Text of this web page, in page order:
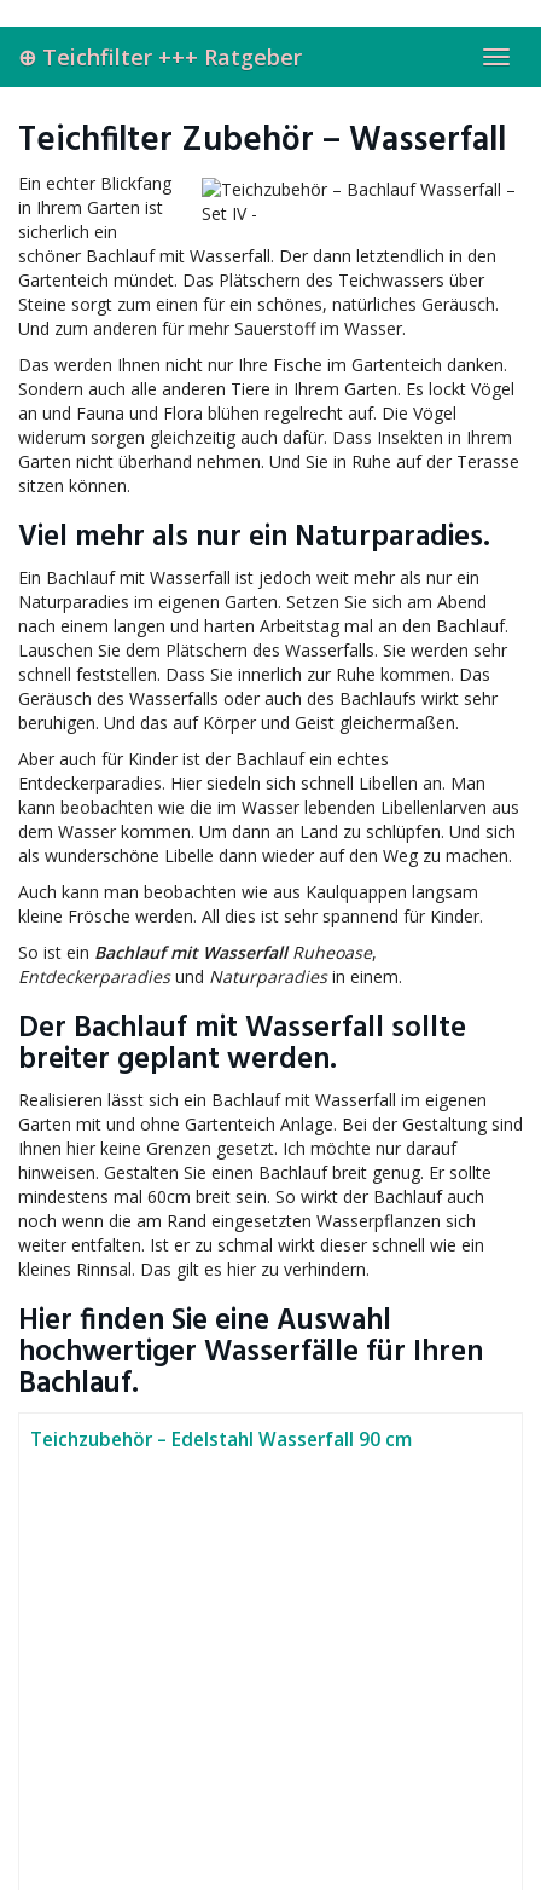
to
main
content
⊕ Teichfilter +++ Ratgeber
Teichfilter Zubehör – Wasserfall
Ein echter Blickfang
in Ihrem Garten ist
sicherlich ein
schöner Bachlauf mit Wasserfall. Der dann letztendlich in den
Gartenteich mündet. Das Plätschern des Teichwassers über
Steine sorgt zum einen für ein schönes, natürliches Geräusch.
Und zum anderen für mehr Sauerstoff im Wasser.
Das werden Ihnen nicht nur Ihre Fische im Gartenteich danken.
Sondern auch alle anderen Tiere in Ihrem Garten. Es lockt Vögel
an und Fauna und Flora blühen regelrecht auf. Die Vögel
widerum sorgen gleichzeitig auch dafür. Dass Insekten in Ihrem
Garten nicht überhand nehmen. Und Sie in Ruhe auf der Terasse
sitzen können.
Viel mehr als nur ein Naturparadies.
Ein Bachlauf mit Wasserfall ist jedoch weit mehr als nur ein
Naturparadies im eigenen Garten. Setzen Sie sich am Abend
nach einem langen und harten Arbeitstag mal an den Bachlauf.
Lauschen Sie dem Plätschern des Wasserfalls. Sie werden sehr
schnell feststellen. Dass Sie innerlich zur Ruhe kommen. Das
Geräusch des Wasserfalls oder auch des Bachlaufs wirkt sehr
beruhigen. Und das auf Körper und Geist gleichermaßen.
Aber auch für Kinder ist der Bachlauf ein echtes
Entdeckerparadies. Hier siedeln sich schnell Libellen an. Man
kann beobachten wie die im Wasser lebenden Libellenlarven aus
dem Wasser kommen. Um dann an Land zu schlüpfen. Und sich
als wunderschöne Libelle dann wieder auf den Weg zu machen.
Auch kann man beobachten wie aus Kaulquappen langsam
kleine Frösche werden. All dies ist sehr spannend für Kinder.
So ist ein Bachlauf mit Wasserfall Ruheoase,
Entdeckerparadiesund Naturparadiesin einem.
Der Bachlauf mit Wasserfall sollte
breiter geplant werden.
Realisieren lässt sich ein Bachlauf mit Wasserfall im eigenen
Garten mit und ohne Gartenteich Anlage. Bei der Gestaltung sind
Ihnen hier keine Grenzen gesetzt. Ich möchte nur darauf
hinweisen. Gestalten Sie einen Bachlauf breit genug. Er sollte
mindestens mal 60cm breit sein. So wirkt der Bachlauf auch
noch wenn die am Rand eingesetzten Wasserpflanzen sich
weiter entfalten. Ist er zu schmal wirkt dieser schnell wie ein
kleines Rinnsal. Das gilt es hier zu verhindern.
Hier finden Sie eine Auswahl
hochwertiger Wasserfälle für Ihren
Bachlauf.
Teichzubehör – Edelstahl Wasserfall 90 cm